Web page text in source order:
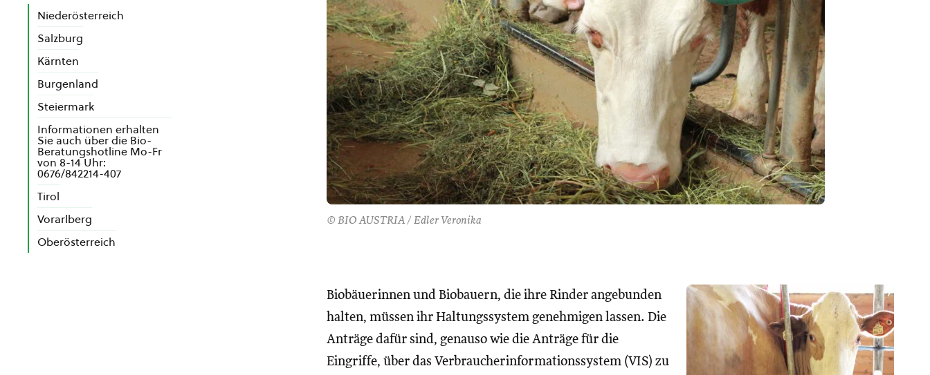
© BIO AUSTRIA / Edler Veronika
Biobäuerinnen und Biobauern, die ihre Rinder angebunden
halten, müssen ihr Haltungssystem genehmigen lassen. Die
Anträge dafür sind, genauso wie die Anträge für die
Eingriffe, über das Verbraucherinformationssystem (VIS) zu
Niederösterreich
Salzburg
Kärnten
Burgenland
Steiermark
Informationen erhalten
Sie auch über die Bio-
Beratungshotline Mo-Fr
von 8-14 Uhr:
0676/842214-407
Tirol
Vorarlberg
Oberösterreich